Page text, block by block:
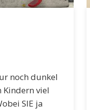
noch dunkel
viel
SIE ja